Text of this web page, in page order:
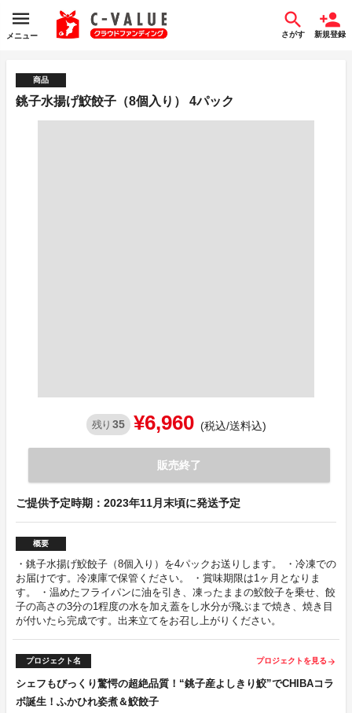
メニュー さがす 新規登録
商品
銚子水揚げ鮫餃子（8個入り） 4パック
残り 35 ¥6,960 (税込/送料込)
販売終了
ご提供予定時期：2023年11月末頃に発送予定
概要
・銚子水揚げ鮫餃子（8個入り）を4パックお送りします。 ・冷凍での
お届けです。冷凍庫で保管ください。 ・賞味期限は1ヶ月となりま
す。 ・温めたフライパンに油を引き、凍ったままの鮫餃子を乗せ、餃
子の高さの3分の1程度の水を加え蓋をし水分が飛ぶまで焼き、焼き目
が付いたら完成です。出来立てをお召し上がりください。
プロジェクト名 プロジェクトを見る arrow_forward
シェフもびっくり驚愕の超絶品質！“銚子産よしきり鮫”でCHIBAコラ
ボ誕生！ふかひれ姿煮＆鮫餃子